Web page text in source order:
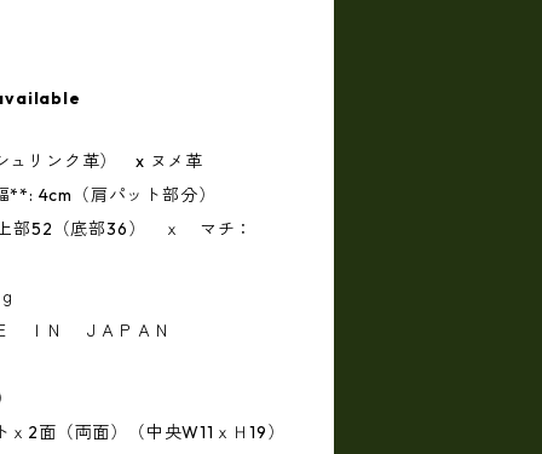
ュリンク革） x ヌメ革
4cm（肩パット部分）
部52（底部36） ｘ マチ：
ＩＮ ＪＡＰＡＮ
2面（両面）（中央W11ｘＨ19）